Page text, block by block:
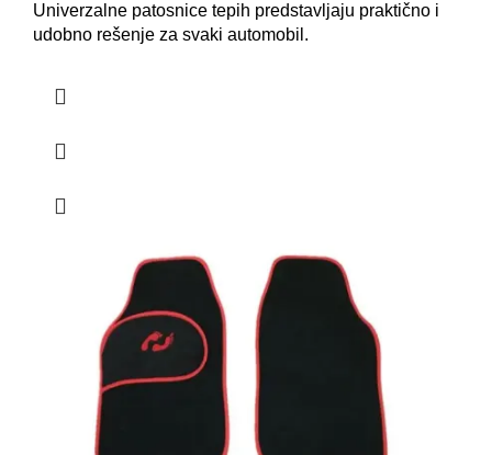
Univerzalne patosnice tepih predstavljaju praktično i
udobno rešenje za svaki automobil.